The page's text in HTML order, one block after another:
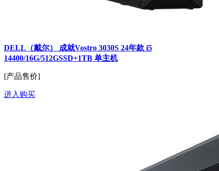
DELL（戴尔） 成就Vostro 3030S 24年款 i5
14400/16G/512GSSD+1TB 单主机
[产品售价]
进入购买